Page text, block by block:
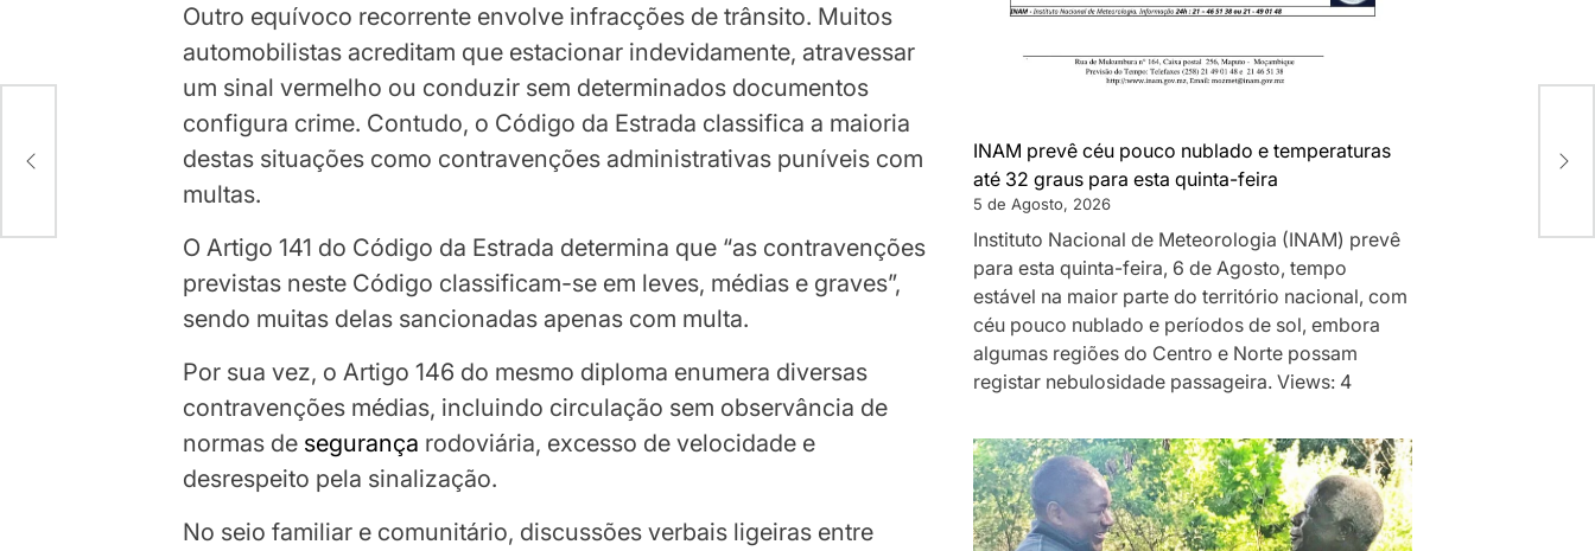
Outro equívoco recorrente envolve infracções de trânsito. Muitos
automobilistas acreditam que estacionar indevidamente, atravessar
um sinal vermelho ou conduzir sem determinados documentos
configura crime. Contudo, o Código da Estrada classifica a maioria
destas situações como contravenções administrativas puníveis com
multas.
O Artigo 141 do Código da Estrada determina que “as contravenções
previstas neste Código classificam-se em leves, médias e graves”,
sendo muitas delas sancionadas apenas com multa.
Por sua vez, o Artigo 146 do mesmo diploma enumera diversas
contravenções médias, incluindo circulação sem observância de
normas de segurança rodoviária, excesso de velocidade e
desrespeito pela sinalização.
No seio familiar e comunitário, discussões verbais ligeiras entre
INAM prevê céu pouco nublado e temperaturas
até 32 graus para esta quinta-feira
5 de Agosto, 2026
Instituto Nacional de Meteorologia (INAM) prevê
para esta quinta-feira, 6 de Agosto, tempo
estável na maior parte do território nacional, com
céu pouco nublado e períodos de sol, embora
algumas regiões do Centro e Norte possam
registar nebulosidade passageira. Views: 4